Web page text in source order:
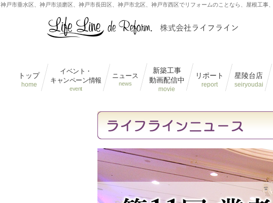
神戸市垂水区、神戸市須磨区、神戸市長田区、神戸市北区、神戸市西区でリフォームのことなら、屋根工
トップ
home
イベント・
キャンペーン情報
event
ニュース
news
新築工事
動画配信中
movie
リポート
report
星陵台店
seiryoudai